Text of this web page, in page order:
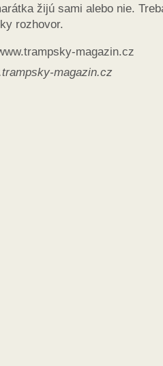
žijú sami alebo nie.
rozhovor.
magazin.cz